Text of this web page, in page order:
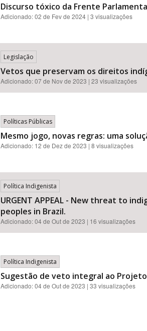
Discurso tóxico da Frente
Adicionado:02 de Fev de 2024 | 3 visualizações
Legislação
Vetos que preservam os direitos
Adicionado:07 de Nov de 2023 | 23 visualizações
Políticas Públicas
Mesmo jogo, novas regras: uma
Adicionado: 12 de Dez de 2023 | 8 visualizações
Política Indigenista
URGENT APPEAL - New threat to
peoples in Brazil.
Adicionado:04 de Out de 2023 | 16 visualizações
Política Indigenista
Sugestão de veto integral ao Projeto
Adicionado:04 de Out de 2023 | 33 visualizações